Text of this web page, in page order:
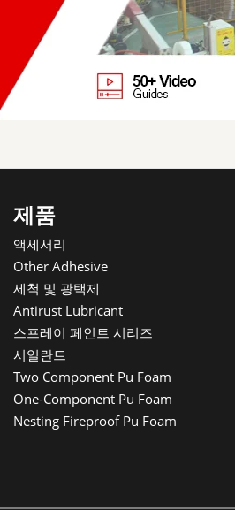
제품
Nesting Fireproof Pu Foam
One-Component Pu Foam
Two Component Pu Foam
시일란트
스프레이 페인트 시리즈
Antirust Lubricant
세척 및 광택제
Other Adhesive
액세서리